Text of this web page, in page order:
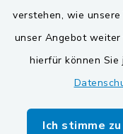
verstehen, wie
unser Angebot
hierfür können Sie
Ich stimme zu
VG und
Gemeinde
Gemeinde Stulln